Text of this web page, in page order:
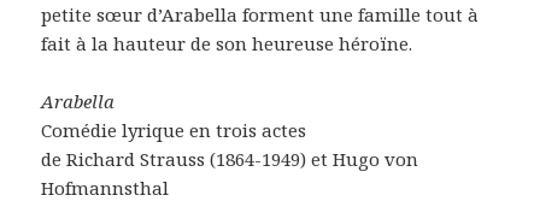
petite sœur d’Arabella forment une famille tout à
fait à la hauteur de son heureuse héroïne.
Arabella
Comédie lyrique en trois actes
de Richard Strauss (1864-1949) et Hugo von
Hofmannsthal